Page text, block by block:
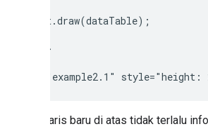
    chart.draw(dataTable);
</script>
Label baris baru di atas tidak terlalu